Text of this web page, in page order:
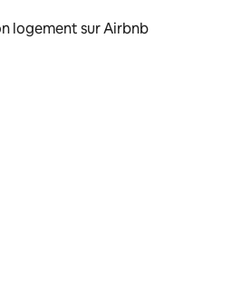
logement sur Airbnb